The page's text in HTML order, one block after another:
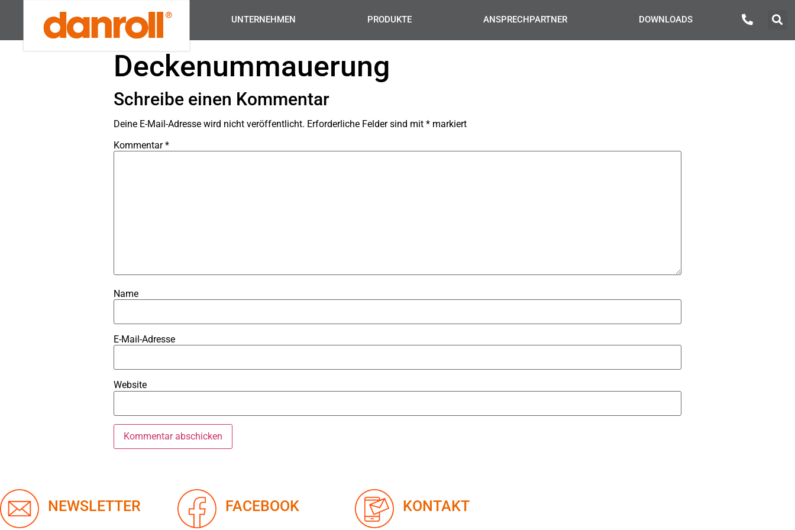
UNTERNEHMEN PRODUKTE ANSPRECHPARTNER DOWNLOADS
Deckenummauerung
Schreibe einen Kommentar
Deine E-Mail-Adresse wird nicht veröffentlicht. Erforderliche Felder sind mit * markiert
Kommentar*
Name
E-Mail-Adresse
Website
NEWSLETTER FACEBOOK KONTAKT